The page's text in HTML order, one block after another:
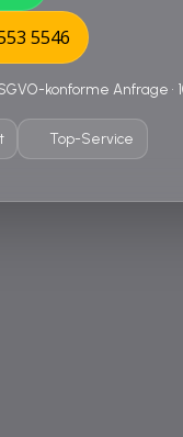
5546
konforme Anfrage •
Top-Service